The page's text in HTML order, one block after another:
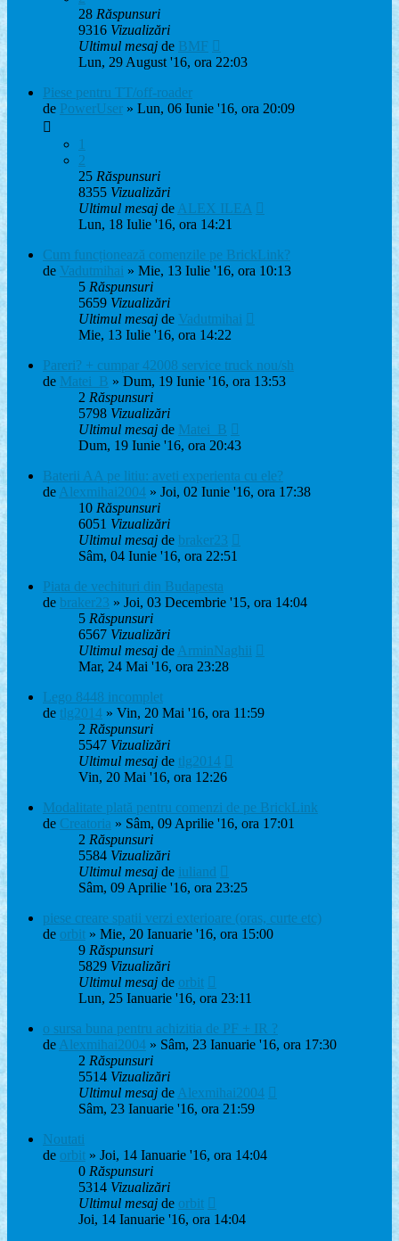
28 Răspunsuri
9316 Vizualizări
Ultimul mesaj de BMF
Lun, 29 August '16, ora 22:03
Piese pentru TT/off-roader
de PowerUser » Lun, 06 Iunie '16, ora 20:09
1
2
25 Răspunsuri
8355 Vizualizări
Ultimul mesaj de ALEX ILEA
Lun, 18 Iulie '16, ora 14:21
Cum funcționează comenzile pe BrickLink?
de Vadutmihai » Mie, 13 Iulie '16, ora 10:13
5 Răspunsuri
5659 Vizualizări
Ultimul mesaj de Vadutmihai
Mie, 13 Iulie '16, ora 14:22
Pareri? + cumpar 42008 service truck nou/sh
de Matei_B » Dum, 19 Iunie '16, ora 13:53
2 Răspunsuri
5798 Vizualizări
Ultimul mesaj de Matei_B
Dum, 19 Iunie '16, ora 20:43
Baterii AA pe litiu: aveti experienta cu ele?
de Alexmihai2004 » Joi, 02 Iunie '16, ora 17:38
10 Răspunsuri
6051 Vizualizări
Ultimul mesaj de braker23
Sâm, 04 Iunie '16, ora 22:51
Piata de vechituri din Budapesta
de braker23 » Joi, 03 Decembrie '15, ora 14:04
5 Răspunsuri
6567 Vizualizări
Ultimul mesaj de ArminNaghii
Mar, 24 Mai '16, ora 23:28
Lego 8448 incomplet
de tlg2014 » Vin, 20 Mai '16, ora 11:59
2 Răspunsuri
5547 Vizualizări
Ultimul mesaj de tlg2014
Vin, 20 Mai '16, ora 12:26
Modalitate plată pentru comenzi de pe BrickLink
de Creatoria » Sâm, 09 Aprilie '16, ora 17:01
2 Răspunsuri
5584 Vizualizări
Ultimul mesaj de iuliand
Sâm, 09 Aprilie '16, ora 23:25
piese creare spatii verzi exterioare (oras, curte etc)
de orbit » Mie, 20 Ianuarie '16, ora 15:00
9 Răspunsuri
5829 Vizualizări
Ultimul mesaj de orbit
Lun, 25 Ianuarie '16, ora 23:11
o sursa buna pentru achizitia de PF + IR ?
de Alexmihai2004 » Sâm, 23 Ianuarie '16, ora 17:30
2 Răspunsuri
5514 Vizualizări
Ultimul mesaj de Alexmihai2004
Sâm, 23 Ianuarie '16, ora 21:59
Noutati
de orbit » Joi, 14 Ianuarie '16, ora 14:04
0 Răspunsuri
5314 Vizualizări
Ultimul mesaj de orbit
Joi, 14 Ianuarie '16, ora 14:04